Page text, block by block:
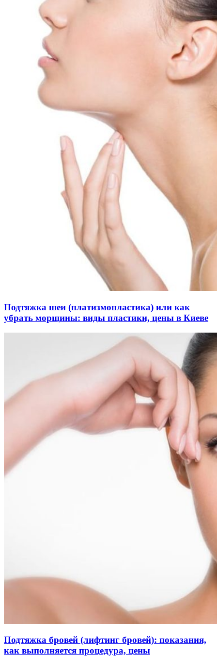
Подтяжка шеи (платизмопластика) или как
убрать морщины: виды пластики, цены в Киеве
Подтяжка бровей (лифтинг бровей): показания,
как выполняется процедура, цены